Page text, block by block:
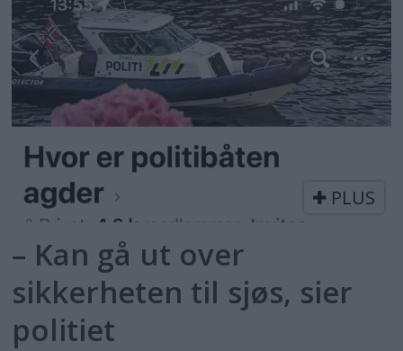
PLUS
– Kan gå ut over
sikkerheten til sjøs, sier
politiet